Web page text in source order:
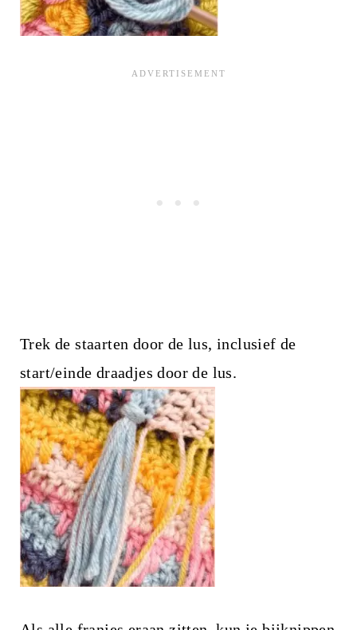
Trek de staarten door de lus, inclusief de
start/einde draadjes door de lus.